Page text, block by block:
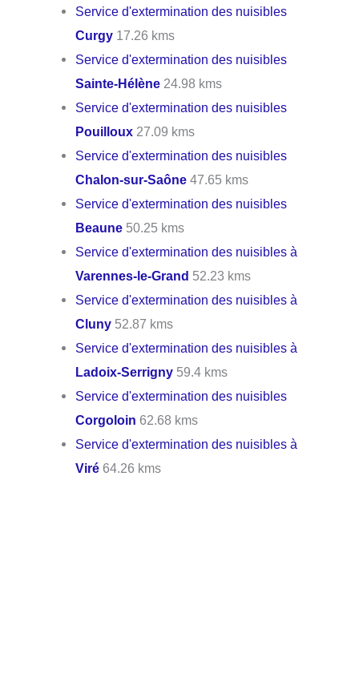
Service d'extermination des nuisibles
Curgy 17.26 kms
Service d'extermination des nuisibles
Sainte-Hélène 24.98 kms
Service d'extermination des nuisibles
Pouilloux 27.09 kms
Service d'extermination des nuisibles
Chalon-sur-Saône 47.65 kms
Service d'extermination des nuisibles
Beaune 50.25 kms
Service d'extermination des nuisibles à
Varennes-le-Grand 52.23 kms
Service d'extermination des nuisibles à
Cluny 52.87 kms
Service d'extermination des nuisibles à
Ladoix-Serrigny 59.4 kms
Service d'extermination des nuisibles
Corgoloin 62.68 kms
Service d'extermination des nuisibles à
Viré 64.26 kms